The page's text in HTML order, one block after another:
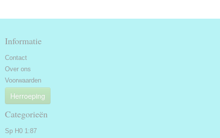
Informatie
Contact
Over ons
Voorwaarden
Herroeping
Categorieën
Sp H0 1:87